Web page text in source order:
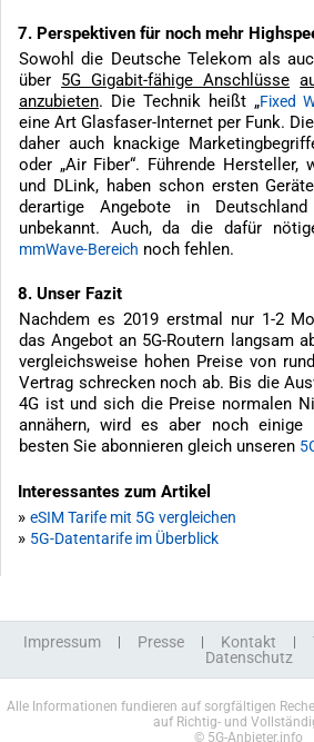
7. Perspektiven für noch mehr
Sowohl die Deutsche Telekom als
über 5G Gigabit-fähige Anschlüsse
anzubieten. Die Technik heißt „Fixed
eine Art Glasfaser-Internet per Funk.
daher auch knackige
oder „Air Fiber“. Führende Hersteller,
und DLink, haben schon ersten
derartige Angebote in
unbekannt. Auch, da die dafür
mmWave-Bereich noch fehlen.
8. Unser Fazit
Nachdem es 2019 erstmal nur 1-2
das Angebot an 5G-Routern langsam
vergleichsweise hohen Preise von
Vertrag schrecken noch ab. Bis die
4G ist und sich die Preise normalen
annähern, wird es aber noch einige
besten Sie abonnieren gleich unseren
Interessantes zum Artikel
» eSIM Tarife mit 5G vergleichen
» 5G-Datentarife im Überblick
Impressum Presse Kontakt
Datenschutz
Alle Informationen fundieren auf sorgfältigen
auf Richtig- und
© 5G-Anbieter.info